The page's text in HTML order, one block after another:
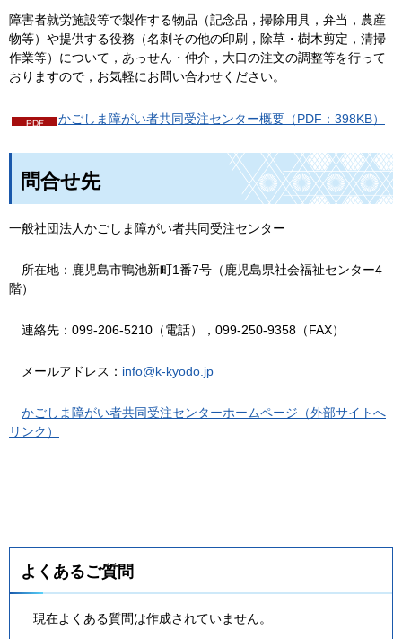
障害者就労施設等で製作する物品（記念品，掃除用具，弁当，農産
物等）や提供する役務（名刺その他の印刷，除草・樹木剪定，清掃
作業等）について，あっせん・仲介，大口の注文の調整等を行って
おりますので，お気軽にお問い合わせください。
かごしま障がい者共同受注センター概要（PDF：398KB）
問合せ先
一般社団法人かごしま障がい者共同受注センター
所在地：鹿児島市鴨池新町1番7号（鹿児島県社会福祉センター4
階）
連絡先：099-206-5210（電話），099-250-9358（FAX）
メールアドレス： info@k-kyodo.jp
かごしま障がい者共同受注センターホームページ（外部サイトへ
リンク）
よくあるご質問
現在よくある質問は作成されていません。